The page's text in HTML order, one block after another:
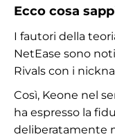
Ecco cosa
I fautori della
NetEase sono
Rivals con i
Così, Keone nel
ha espresso la
deliberatamente